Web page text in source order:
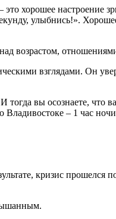
хорошее настроение
улыбнись!».
возрастом,
взглядами. Он
вы осознаете, что
– 1 час
кризис прошелся